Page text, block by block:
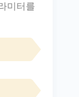
미터를